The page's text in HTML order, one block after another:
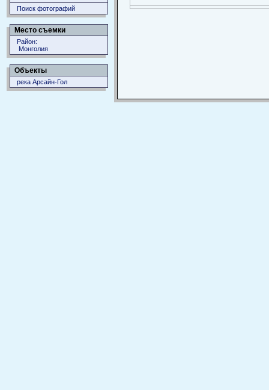
Поиск фотографий
Место съемки
Район:
Монголия
Объекты
река Арсайн-Гол